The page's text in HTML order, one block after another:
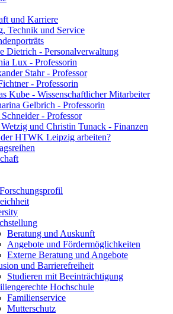
und Karriere
Technik und Service
Dietrich - Personalverwaltung
Lux - Professorin
Stahr - Professor
- Professorin
Kube - Wissenschaftlicher Mitarbeiter
Gelbrich - Professorin
Schneider - Professor
und Christin Tunack - Finanzen
HTWK Leipzig arbeiten?
Beratung und Auskunft
Angebote und Fördermöglichkeiten
Externe Beratung und Angebote
und Barrierefreiheit
Studieren mit Beeinträchtigung
Hochschule
Familienservice
Mutterschutz